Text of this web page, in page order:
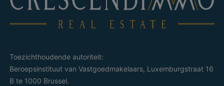
Toezichthoudende autoriteit:
Beroepsinstituut van Vastgoedmakelaars, Luxemburgstraat 16
B te 1000 Brussel.